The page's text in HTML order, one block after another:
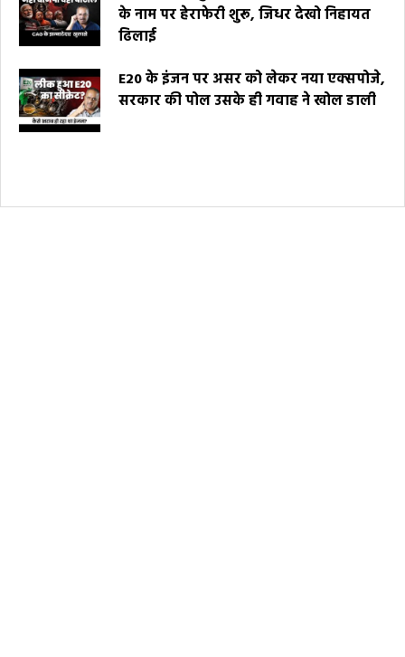
के नाम पर हेराफेरी शुरू, जिधर देखो निहायत
ढिलाई
E20 के इंजन पर असर को लेकर नया एक्सपोजे,
सरकार की पोल उसके ही गवाह ने खोल डाली